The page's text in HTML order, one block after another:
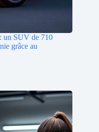
un SUV de 710
grâce au